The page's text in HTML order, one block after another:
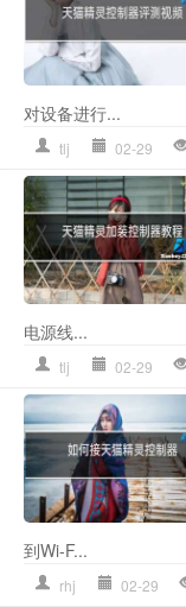
对设备进行...
tlj 02-29
电源线...
tlj 02-29
到Wi-F...
rhj 02-29